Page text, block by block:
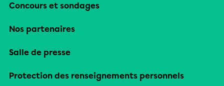
Concours et sondages
Nos partenaires
Salle de presse
Protection des renseignements personnels